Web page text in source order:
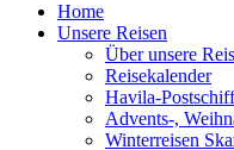
Home
Unsere Reisen
Über unsere
Reisekalender
Havila-
Advents-,
Winterreisen